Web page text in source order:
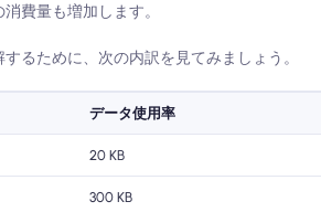
費量も増加します。
るために、次の内訳を見てみましょう。
データ使用率
20 KB
300 KB